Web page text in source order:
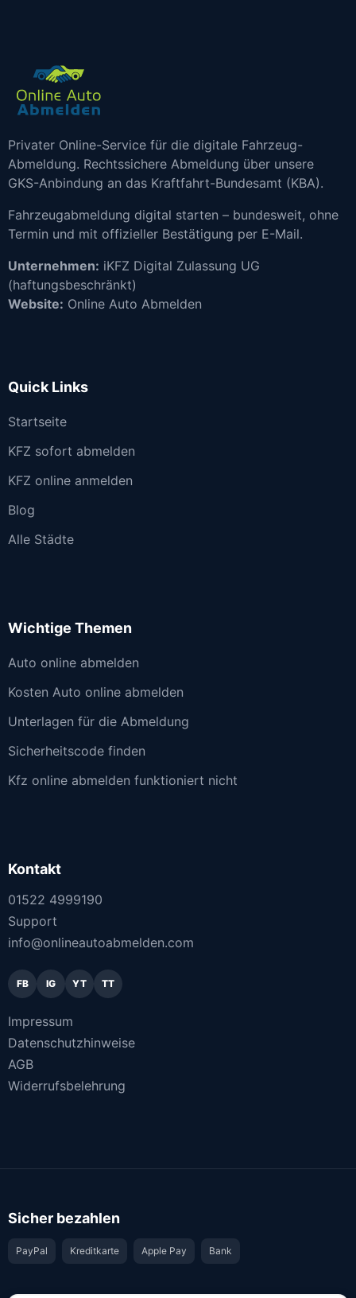
Privater Online-Service für die digitale Fahrzeug-
Abmeldung. Rechtssichere Abmeldung über unsere
GKS-Anbindung an das Kraftfahrt-Bundesamt (KBA).
Fahrzeugabmeldung digital starten – bundesweit, ohne
Termin und mit offizieller Bestätigung per E-Mail.
Unternehmen: iKFZ Digital Zulassung UG
(haftungsbeschränkt)
Website: Online Auto Abmelden
Quick Links
Startseite
KFZ sofort abmelden
KFZ online anmelden
Blog
Alle Städte
Wichtige Themen
Auto online abmelden
Kosten Auto online abmelden
Unterlagen für die Abmeldung
Sicherheitscode finden
Kfz online abmelden funktioniert nicht
Kontakt
01522 4999190
Support
info@onlineautoabmelden.com
FB IG YT TT
Impressum
Datenschutzhinweise
AGB
Widerrufsbelehrung
Sicher bezahlen
PayPal Kreditkarte Apple Pay Bank